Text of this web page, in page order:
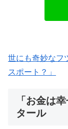
世にも奇妙なフ
スポート？」
「お金は
タール